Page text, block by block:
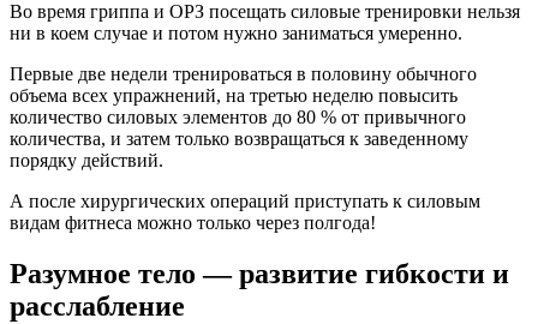
Во время гриппа и ОРЗ посещать силовые тренировки нельзя
ни в коем случае и потом нужно заниматься умеренно.
Первые две недели тренироваться в половину обычного
объема всех упражнений, на третью неделю повысить
количество силовых элементов до 80 % от привычного
количества, и затем только возвращаться к заведенному
порядку действий.
А после хирургических операций приступать к силовым
видам фитнеса можно только через полгода!
Разумное тело — развитие гибкости и
расслабление